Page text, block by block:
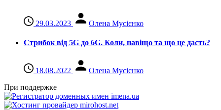
29.03.2023 Олена Мусієнко
Стрибок від 5G до 6G. Коли, навіщо та що це даcть?
18.08.2022
Олена Мусієнко
При поддержке